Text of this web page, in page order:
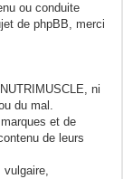
ou conduite
de phpBB, merci
ni
du mal.
et de
de leurs
vulgaire,